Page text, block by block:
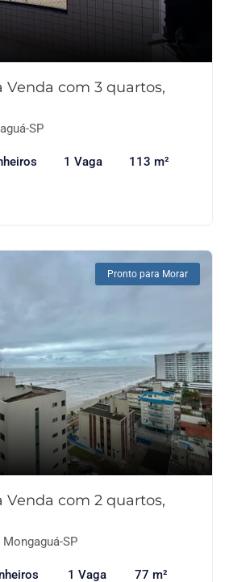
com 3 quartos,
SP
1 Vaga 113 m²
Pronto para Morar
com 2 quartos,
SP
1 Vaga 77 m²